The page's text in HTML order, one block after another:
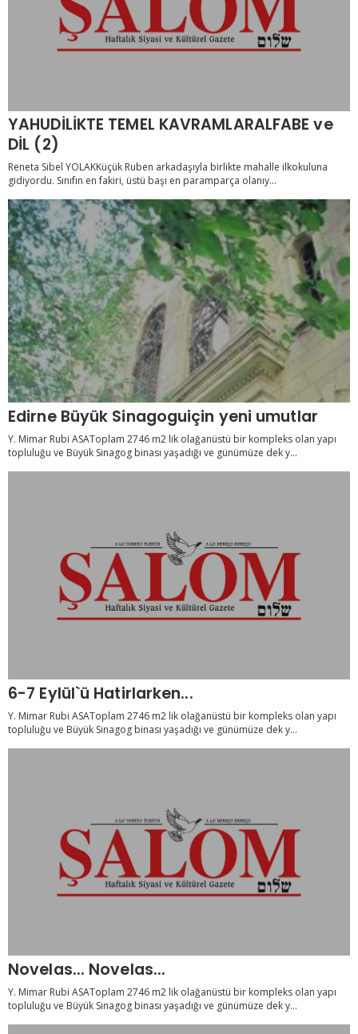
YAHUDİLİKTE TEMEL KAVRAMLARALFABE ve
DİL (2)
Reneta Sibel YOLAKKüçük Ruben arkadaşıyla birlikte mahalle ilkokuluna
gidiyordu. Sınıfın en fakiri, üstü başı en paramparça olanıy...
Edirne Büyük Sinagoguiçin yeni umutlar
Y. Mimar Rubi ASAToplam 2746 m2 lik olağanüstü bir kompleks olan yapı
topluluğu ve Büyük Sinagog binası yaşadığı ve günümüze dek y...
6-7 Eylül`ü Hatirlarken...
Y. Mimar Rubi ASAToplam 2746 m2 lik olağanüstü bir kompleks olan yapı
topluluğu ve Büyük Sinagog binası yaşadığı ve günümüze dek y...
Novelas... Novelas...
Y. Mimar Rubi ASAToplam 2746 m2 lik olağanüstü bir kompleks olan yapı
topluluğu ve Büyük Sinagog binası yaşadığı ve günümüze dek y...